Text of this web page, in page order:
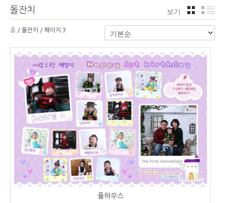
돌잔치 보기 격자
홈 / 돌잔치 / 페이지 3
풀하우스